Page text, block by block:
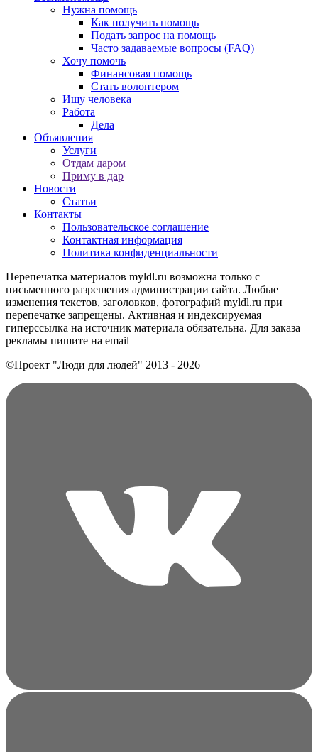
Нужна помощь
Как получить помощь
Подать запрос на помощь
Часто задаваемые вопросы (FAQ)
Хочу помочь
Финансовая помощь
Стать волонтером
Ищу человека
Работа
Дела
Объявления
Услуги
Отдам даром
Приму в дар
Новости
Статьи
Контакты
Пользовательское соглашение
Контактная информация
Политика конфиденциальности
Перепечатка материалов myldl.ru возможна только с
письменного разрешения администрации сайта. Любые
изменения текстов, заголовков, фотографий myldl.ru при
перепечатке запрещены. Активная и индексируемая
гиперссылка на источник материала обязательна. Для заказа
рекламы пишите на еmail
©Проект "Люди для людей" 2013 - 2026